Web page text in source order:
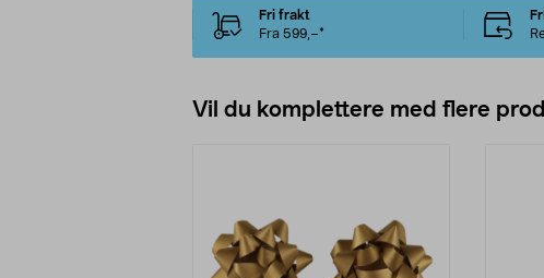
Fri frakt
Fra 599,–*
Vil du komplettere med flere